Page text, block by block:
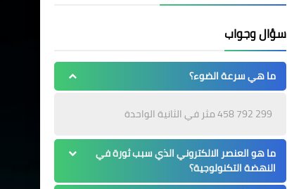
سؤال وجواب
ما هي سرعة الضوء؟
299 792 458 مثر في الثانية الواحدة
ما هو العنصر الالكتروني الذي سبب ثورة في
النهضة التكنولوجية؟